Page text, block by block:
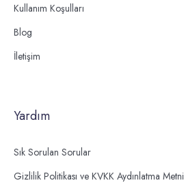
Kullanım Koşulları
Blog
İletişim
Yardım
Sık Sorulan Sorular
Gizlilik Politikası ve KVKK Aydınlatma Metni